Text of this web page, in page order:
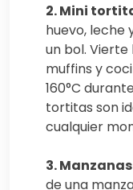
2. Mini
huevo, leche
un bol.
muffins y
160°C
tortitas son
cualquier
3.
de una